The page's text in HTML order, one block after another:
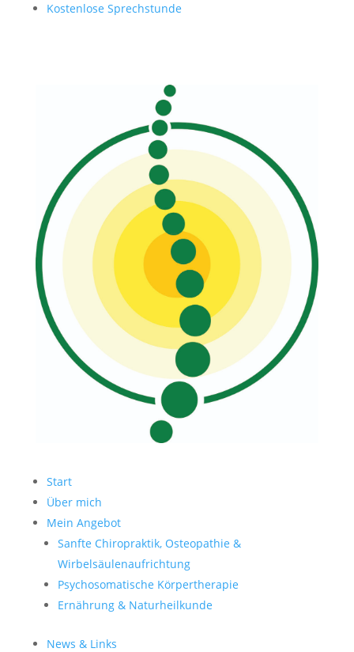
Kostenlose Sprechstunde
Start
Über mich
Mein Angebot
Sanfte Chiropraktik, Osteopathie &
Wirbelsäulenaufrichtung
Psychosomatische Körpertherapie
Ernährung & Naturheilkunde
News & Links